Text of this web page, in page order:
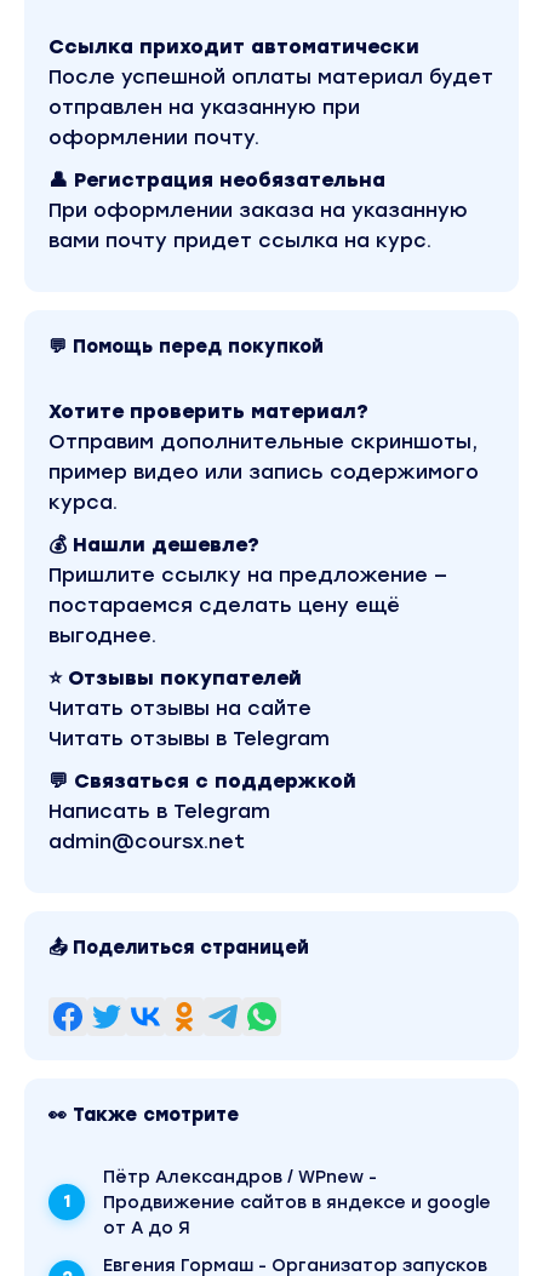
Ссылка приходит автоматически
После успешной оплаты материал будет
отправлен на указанную при
оформлении почту.
👤 Регистрация необязательна
При оформлении заказа на указанную
вами почту придет ссылка на курс.
💬 Помощь перед покупкой
Хотите проверить материал?
Отправим дополнительные скриншоты,
пример видео или запись содержимого
курса.
💰 Нашли дешевле?
Пришлите ссылку на предложение —
постараемся сделать цену ещё
выгоднее.
⭐ Отзывы покупателей
Читать отзывы на сайте
Читать отзывы в Telegram
💬 Связаться с поддержкой
Написать в Telegram
admin@coursx.net
📤 Поделиться страницей
👀 Также смотрите
Пётр Александров / WPnew -
Продвижение сайтов в яндексе и google
от А до Я
Евгения Гормаш - Организатор запусков